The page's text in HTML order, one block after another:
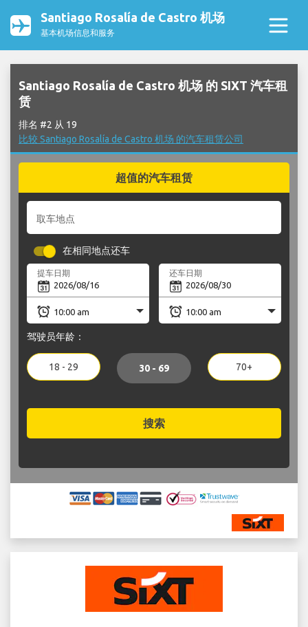
Santiago Rosalía de Castro 机场
基本机场信息和服务
Santiago Rosalía de Castro 机场 的 SIXT 汽车租
赁
排名 #2 从 19
比较 Santiago Rosalía de Castro 机场 的汽车租赁公司
超值的汽车租赁
取车地点
在相同地点还车
提车日期 还车日期
驾驶员年龄：
18 - 29 30 - 69 70+
搜索